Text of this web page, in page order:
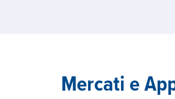
Mercati e